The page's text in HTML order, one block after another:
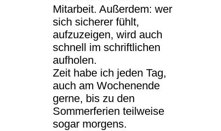
Mitarbeit. Außerdem: wer
sich sicherer fühlt,
aufzuzeigen, wird auch
schnell im schriftlichen
aufholen.
Zeit habe ich jeden Tag,
auch am Wochenende
gerne, bis zu den
Sommerferien teilweise
sogar morgens.